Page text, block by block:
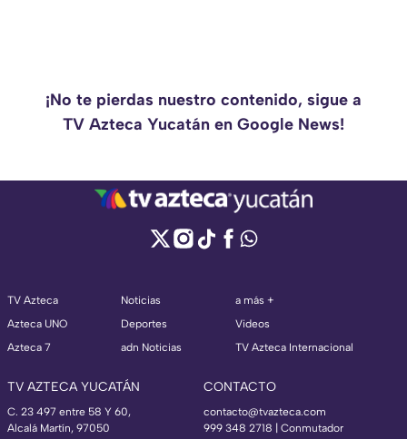
¡No te pierdas nuestro contenido, sigue a
TV Azteca Yucatán en Google News!
TV Azteca
Azteca UNO
Azteca 7
Noticias
Deportes
adn Noticias
a más +
Videos
TV Azteca Internacional
TV AZTECA YUCATÁN
C. 23 497 entre 58 Y 60,
Alcalá Martín, 97050
CONTACTO
contacto@tvazteca.com
999 348 2718 | Conmutador